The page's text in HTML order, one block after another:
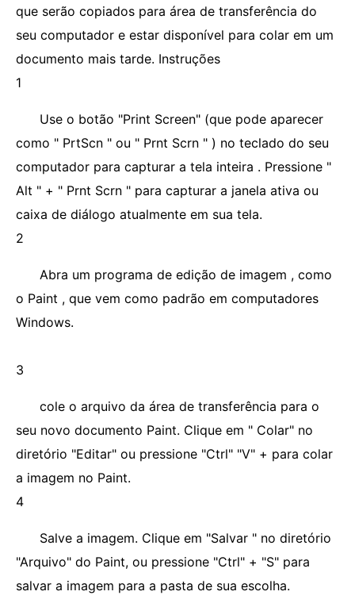
que serão copiados para área de transferência do
seu computador e estar disponível para colar em um
documento mais tarde. Instruções
1
Use o botão "Print Screen" (que pode aparecer
como " PrtScn " ou " Prnt Scrn " ) no teclado do seu
computador para capturar a tela inteira . Pressione "
Alt " + " Prnt Scrn " para capturar a janela ativa ou
caixa de diálogo atualmente em sua tela.
2
Abra um programa de edição de imagem , como
o Paint , que vem como padrão em computadores
Windows.
3
cole o arquivo da área de transferência para o
seu novo documento Paint. Clique em " Colar" no
diretório "Editar" ou pressione "Ctrl" "V" + para colar
a imagem no Paint.
4
Salve a imagem. Clique em "Salvar " no diretório
"Arquivo" do Paint, ou pressione "Ctrl" + "S" para
salvar a imagem para a pasta de sua escolha.